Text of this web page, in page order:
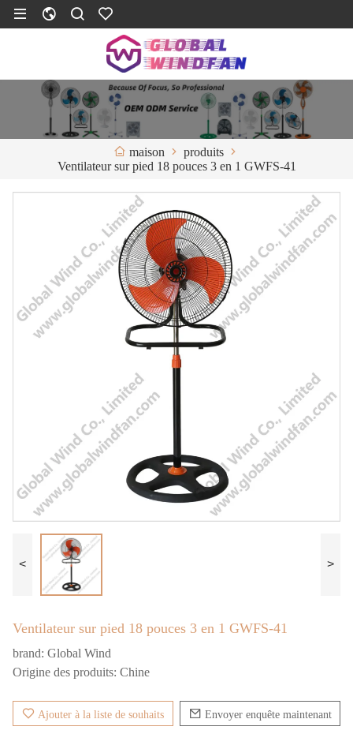
maison
produits
Ventilateur sur pied 18 pouces 3 en 1 GWFS-41
< >
Ventilateur sur pied 18 pouces 3 en 1 GWFS-41
brand: Global Wind
Origine des produits: Chine
Ajouter à la liste de souhaits Envoyer enquête maintenant